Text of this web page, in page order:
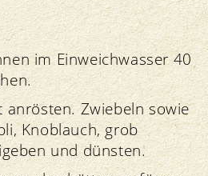
im Einweichwasser 40
anrösten. Zwiebeln sowie
Knoblauch, grob
und dünsten.